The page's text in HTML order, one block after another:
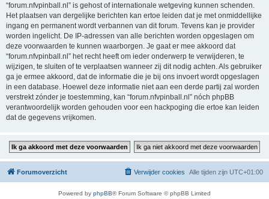
“forum.nfvpinball.nl” is gehost of internationale wetgeving kunnen schenden.
Het plaatsen van dergelijke berichten kan ertoe leiden dat je met onmiddellijke
ingang en permanent wordt verbannen van dit forum. Tevens kan je provider
worden ingelicht. De IP-adressen van alle berichten worden opgeslagen om
deze voorwaarden te kunnen waarborgen. Je gaat er mee akkoord dat
“forum.nfvpinball.nl” het recht heeft om ieder onderwerp te verwijderen, te
wijzigen, te sluiten of te verplaatsen wanneer zij dit nodig achten. Als gebruiker
ga je ermee akkoord, dat de informatie die je bij ons invoert wordt opgeslagen
in een database. Hoewel deze informatie niet aan een derde partij zal worden
verstrekt zónder je toestemming, kan “forum.nfvpinball.nl” nóch phpBB
verantwoordelijk worden gehouden voor een hackpoging die ertoe kan leiden
dat de gegevens vrijkomen.
Forumoverzicht Alle tijden zijn UTC+01:00
Verwijder cookies
Powered by phpBB® Forum Software © phpBB Limited